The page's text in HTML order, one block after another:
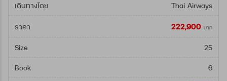
เดินทางโดย Thai Airways
ราคา 222,900 บาท
Size 25
Book 6